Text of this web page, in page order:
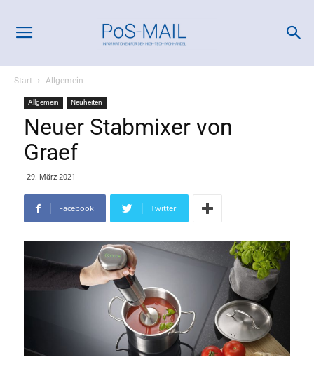
Start Allgemein
Allgemein Neuheiten
Neuer Stabmixer von
Graef
29. März 2021
Facebook Twitter